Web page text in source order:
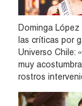
Dominga
las críticas por
Universo Chile:
muy
rostros